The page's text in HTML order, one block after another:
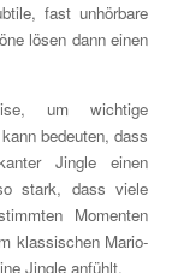
fast unhörbare
lösen dann einen
um wichtige
bedeuten, dass
Jingle einen
stark, dass viele
Momenten
klassischen Mario-
Jingle anfühlt.